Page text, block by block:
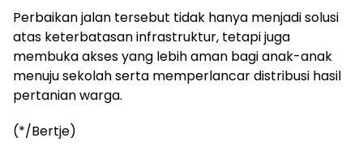
Perbaikan jalan tersebut tidak hanya menjadi solusi
atas keterbatasan infrastruktur, tetapi juga
membuka akses yang lebih aman bagi anak-anak
menuju sekolah serta memperlancar distribusi hasil
pertanian warga.
(*/Bertje)